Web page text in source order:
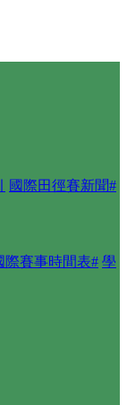
國際田徑賽新聞#
際賽事時間表# 學